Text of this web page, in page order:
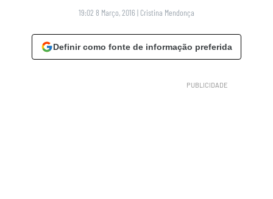
19:02 8 Março, 2016 | Cristina Mendonça
Definir como fonte de informação preferida